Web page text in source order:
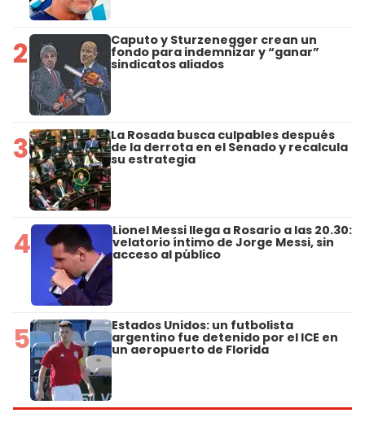
2 Caputo y Sturzenegger crean un
fondo para indemnizar y “ganar”
sindicatos aliados
3 La Rosada busca culpables después
de la derrota en el Senado y recalcula
su estrategia
4 Lionel Messi llega a Rosario a las 20.30:
velatorio íntimo de Jorge Messi, sin
acceso al público
5 Estados Unidos: un futbolista
argentino fue detenido por el ICE en
un aeropuerto de Florida